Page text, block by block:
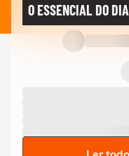
O ESSENCIAL DO DIA